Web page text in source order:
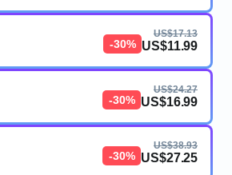
-30%
US$17.13
US$11.99
-30%
US$24.27
US$16.99
-30%
US$38.93
US$27.25